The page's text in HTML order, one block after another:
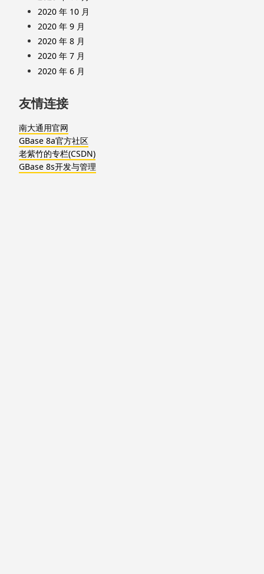
2020 年 10 月
2020 年 9 月
2020 年 8 月
2020 年 7 月
2020 年 6 月
友情连接
南大通用官网
GBase 8a官方社区
老紫竹的专栏(CSDN)
GBase 8s开发与管理